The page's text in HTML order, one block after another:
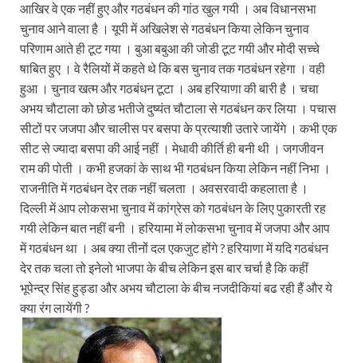
आखिर वे एक नहीं हुए और गठबंधन की गांठ खुल गयी । अब विधानसभा
चुनाव आने वाला है । यूपी में अखिलेश से गठबंधन किया लेकिन चुनाव
परिणाम आते ही टूट गया । बुआ बबुआ की जोडी टूट गयी और मोदी सच्चे
षाबित हुए । वे रैलियों में कहते थे कि बस चुनाव तक गठबंधन रहेगा । वही
हुआ । चुनाव खत्म और गठबंधन टूटा । अब हरियाणा की बारी है । चचा
अभय चौटाला को छोड भतीजे दुष्यंत चौटाला से गठबंधन कर लिया । पचास
सीटों पर जजपा और चालीस पर बसपा के प्रत्याशी उतारे जायेंगे । कभी एक
सीट से ज्यादा बसपा की आई नहीं । मेधावी कीर्ति ही बनी थी । जगजीवन
राम की पोती । कभी हजकां के साथ भी गठबंधन किया लेकिन नहीं निभा ।
राजनीति में गठबंधन देर तक नहीं चलता । अवसरवादी कहलाता है ।
दिल्ली में आप लोकसभा चुनाव में कांग्रेस को गठबंधन के लिए पुकारती रह
गयी लेकिन बात नहीं बनी । हरियामा में लोकसभा चुनाव में जजपा और आप
में गठबंधन था । अब क्या तीनों दल एकजुट होंगे ? हरियाणा में यदि गठबंधन
देर तक चला तो इनेलो भाजपा के बीच लेकिन इस बार चर्चा है कि कहीं
भूपेन्द्र सिंह हुड्डा और अभय चौटाला के बीच नजदीकियां बढ रही हैं और ये
क्या रंग लायेंगी ?